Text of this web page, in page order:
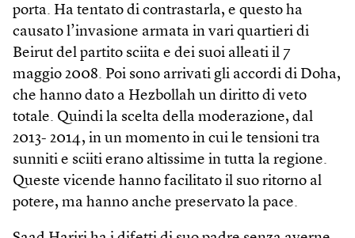
porta. Ha tentato di contrastarla, e questo ha
causato l’invasione armata in vari quartieri di
Beirut del partito sciita e dei suoi alleati il 7
maggio 2008. Poi sono arrivati gli accordi di Doha,
che hanno dato a Hezbollah un diritto di veto
totale. Quindi la scelta della moderazione, dal
2013- 2014, in un momento in cui le tensioni tra
sunniti e sciiti erano altissime in tutta la regione.
Queste vicende hanno facilitato il suo ritorno al
potere, ma hanno anche preservato la pace.